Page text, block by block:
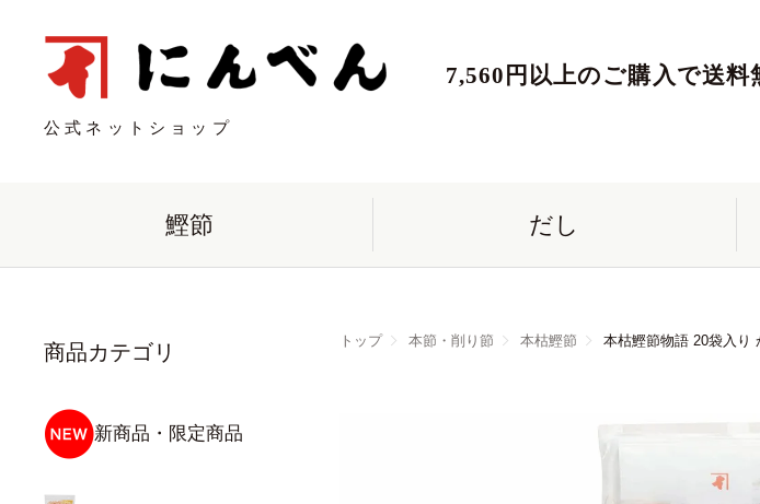
7,560円以上のご購入で送料
公式ネットショップ
鰹節 だし
商品カテゴリ
新商品・限定商品
トップ 本節・削り節 本枯鰹節 本枯鰹節物語 20袋入り